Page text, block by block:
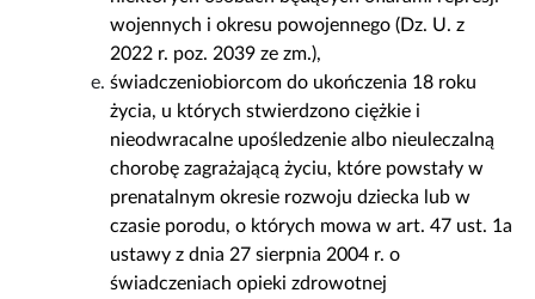
wojennych i okresu powojennego (Dz. U. z
2022 r. poz. 2039 ze zm.),
świadczeniobiorcom do ukończenia 18 roku
życia, u których stwierdzono ciężkie i
nieodwracalne upośledzenie albo nieuleczalną
chorobę zagrażającą życiu, które powstały w
prenatalnym okresie rozwoju dziecka lub w
czasie porodu, o których mowa w art. 47 ust. 1a
ustawy z dnia 27 sierpnia 2004 r. o
świadczeniach opieki zdrowotnej